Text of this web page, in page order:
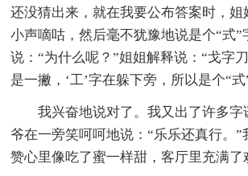
还没猜出来，就在我要公布答案时，姐
小声嘀咕，然后毫不犹豫地说是个“式”
说：“为什么呢？”姐姐解释说：“戈字
是一撇，‘工’字在躲下旁，所以是个“式
我兴奋地说对了。我又出了许多
爷在一旁笑呵呵地说：“乐乐还真行。”
赞心里像吃了蜜一样甜，客厅里充满了